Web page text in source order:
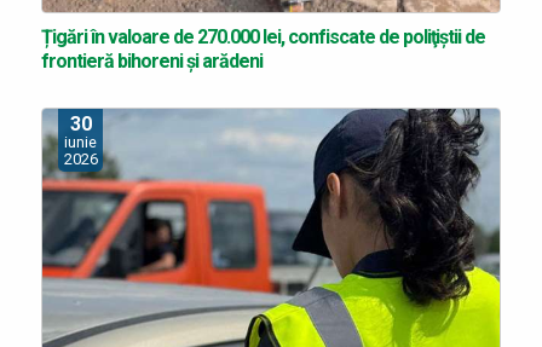
Țigări în valoare de 270.000 lei, confiscate de poliţiştii de
frontieră bihoreni și arădeni
30
iunie
2026